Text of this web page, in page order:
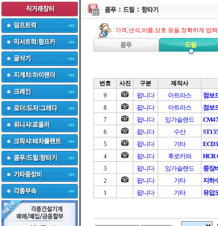
가격,년식,이름,상호 등을 정확하게 입
번호 사진 구분
제작사
9
팝니다 아트라스 점보
8 팝니다 아트라스 점보
7 팝니다 잉가슬랜드
6 팝니다 수산
5 팝니다 기타
4 팝니다 후로카와 HCR-
3 팝니다 잉가슬랜드 중장
2 팝니다 기타 지하
1 팝니다 기타 유압